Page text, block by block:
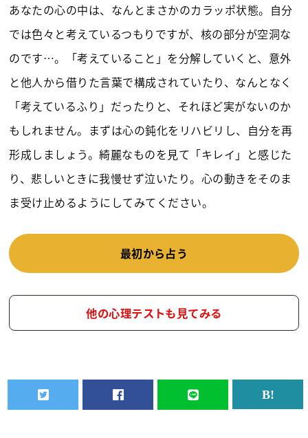
あなたの心の中は、なんとまさかのカラッポ状態。自分
では色々と考えているつもりですが、核の部分が空洞な
のです…。「考えていること」を分解していくと、意外
と他人から借りた言葉で構成されていたり、なんとなく
「考えているふり」だったりと、それほど実がないのか
もしれません。まずは心の鈍化をリハビリし、自分を再
形成しましょう。綺麗なものを見て「キレイ」と感じた
り、悲しいときに我慢せず泣いたり。心の動きをそのま
ま受け止めるようにしてみてください。
最初から占う
他の心理テストも見てみる